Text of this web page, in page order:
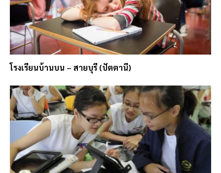
โรงเรียนบ้านบน – สายบุรี (ปัตตานี)